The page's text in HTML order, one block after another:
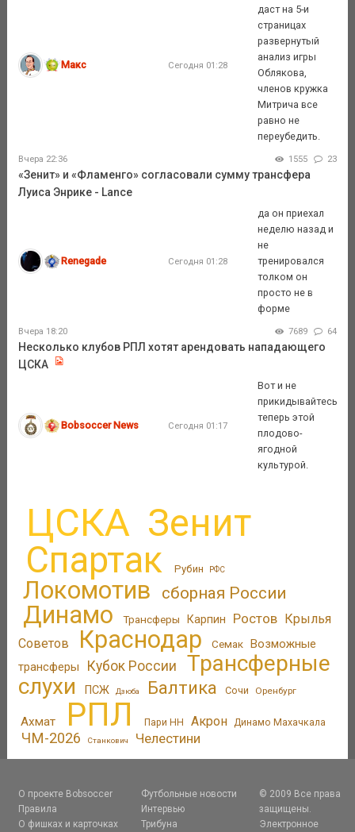
Макс Сегодня 01:28
даст на 5-и
страницах
развернутый
анализ игры
Облякова,
членов кружка
Митрича все
равно не
переубедить.
Вчера 22:36 1555 23
«Зенит» и «Фламенго» согласовали сумму трансфера
Луиса Энрике - Lance
Renegade Сегодня 01:28
да он приехал
неделю назад и
не
тренировался
толком он
просто не в
форме
Вчера 18:20 7689 64
Несколько клубов РПЛ хотят арендовать нападающего
ЦСКА
Bobsoccer News Сегодня 01:17
Вот и не
прикидывайтесь
теперь этой
плодово-
ягодной
культурой.
ЦСКА Зенит
Спартак Рубин РФС
Локомотив сборная России
Динамо Трансферы Карпин Ростов Крылья
Советов
Краснодар Семак Возможные
трансферы
Кубок России
Трансферные
слухи
ПСЖ Дзюба Балтика Сочи Оренбург
Ахмат РПЛ Пари НН Акрон Динамо Махачкала
ЧМ-2026 Станкович Челестини
О проекте Bobsoccer
Правила
О фишках и карточках
Футбольные новости
Интервью
Трибуна
© 2009 Все права
защищены.
Электронное